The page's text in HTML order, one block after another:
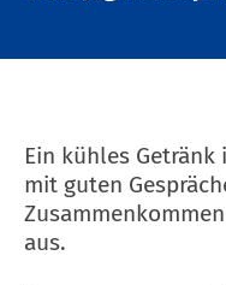
Ein kühles
mit guten
aus.